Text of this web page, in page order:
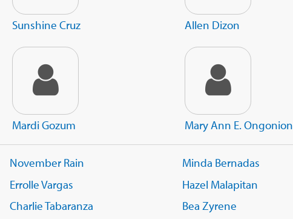
Sunshine Cruz Allen Dizon
Mardi Gozum Mary Ann E. Ongonion
November Rain Minda Bernadas
Errolle Vargas Hazel Malapitan
Charlie Tabaranza Bea Zyrene